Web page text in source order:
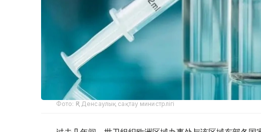
Фото: ҚР Денсаулық сақтау министрлігі